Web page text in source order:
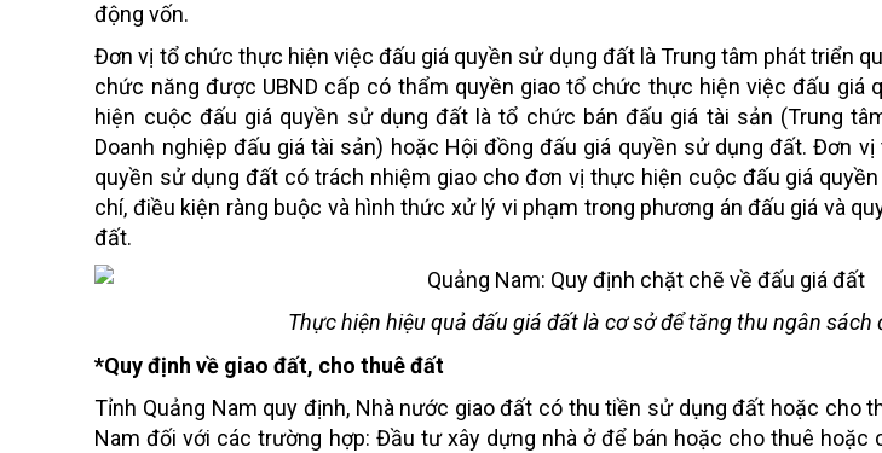
động vốn.
Đơn vị tổ chức thực hiện việc đấu giá quyền sử dụng đất là Trung tâm phát triển
chức năng được UBND cấp có thẩm quyền giao tổ chức thực hiện việc đấu giá
hiện cuộc đấu giá quyền sử dụng đất là tổ chức bán đấu giá tài sản (Trung
Doanh nghiệp đấu giá tài sản) hoặc Hội đồng đấu giá quyền sử dụng đất. Đơn
quyền sử dụng đất có trách nhiệm giao cho đơn vị thực hiện cuộc đấu giá
chí, điều kiện ràng buộc và hình thức xử lý vi phạm trong phương án đấu giá và
đất.
Thực hiện hiệu quả đấu giá đất là cơ sở để tăng thu ngân sách
*Quy định về giao đất, cho thuê đất
Tỉnh Quảng Nam quy định, Nhà nước giao đất có thu tiền sử dụng đất hoặc cho
Nam đối với các trường hợp: Đầu tư xây dựng nhà ở để bán hoặc cho thuê hoặc